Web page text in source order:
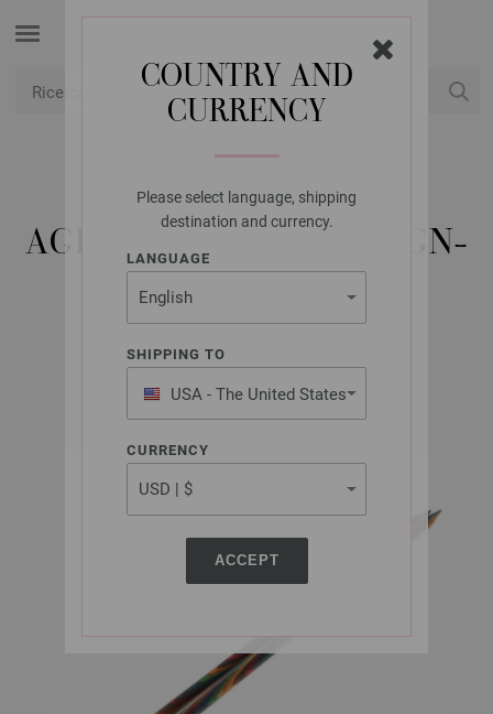
COUNTRY AND
CURRENCY
Please select language, shipping
destination and currency.
LANGUAGE
SHIPPING TO
USA - The United States
of America
CURRENCY
ACCEPT
LANA GROSSA
AGHI DA MAGLIA DESIGN-
LEGNO COLOR MIS,
8,0/35CM